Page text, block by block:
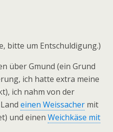
bitte um Entschuldigung.)
über Gmund (ein Grund
ich hatte extra meine
ich nahm von der
einen Weissacher mit
und einen Weichkäse mit